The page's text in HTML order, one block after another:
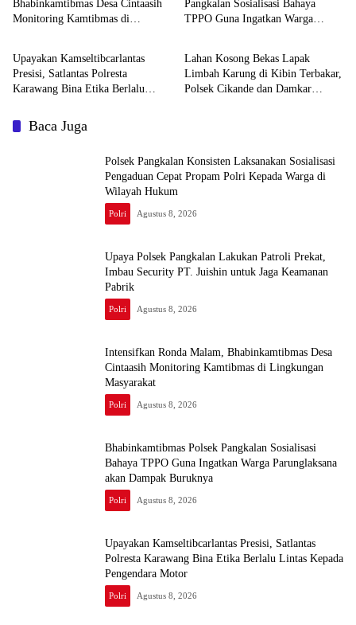
Bhabinkamtibmas Desa Cintaasih
Monitoring Kamtibmas di
Pangkalan Sosialisasi Bahaya
TPPO Guna Ingatkan Warga
Polri
Upayakan Kamseltibcarlantas
Presisi, Satlantas Polresta
Karawang Bina Etika Berlalu
Polri
Lahan Kosong Bekas Lapak
Limbah Karung di Kibin Terbakar,
Polsek Cikande dan Damkar
Baca Juga
Polsek Pangkalan Konsisten Laksanakan Sosialisasi
Pengaduan Cepat Propam Polri Kepada Warga di
Wilayah Hukum
Polri Agustus 8, 2026
Upaya Polsek Pangkalan Lakukan Patroli Prekat,
Imbau Security PT. Juishin untuk Jaga Keamanan
Pabrik
Polri Agustus 8, 2026
Intensifkan Ronda Malam, Bhabinkamtibmas Desa
Cintaasih Monitoring Kamtibmas di Lingkungan
Masyarakat
Polri Agustus 8, 2026
Bhabinkamtibmas Polsek Pangkalan Sosialisasi
Bahaya TPPO Guna Ingatkan Warga Parunglaksana
akan Dampak Buruknya
Polri Agustus 8, 2026
Upayakan Kamseltibcarlantas Presisi, Satlantas
Polresta Karawang Bina Etika Berlalu Lintas Kepada
Pengendara Motor
Polri Agustus 8, 2026